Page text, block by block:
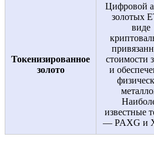
Токенизированное
золото
Цифровой
золотых
виде
стоимости
и
известные
— PAXG и